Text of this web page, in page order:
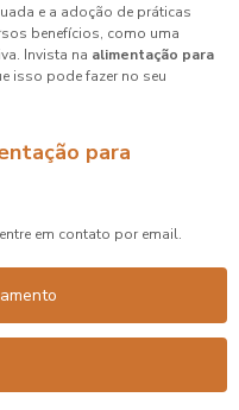
e a adoção de práticas
benefícios, como uma
Invista na alimentação para
isso pode fazer no seu
para
em contato por email.